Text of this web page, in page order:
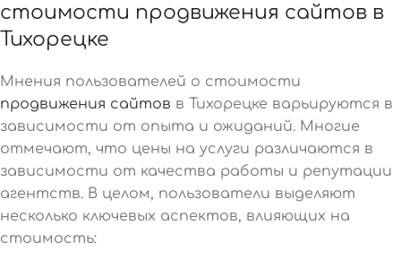
стоимости продвижения сайтов в
Тихорецке
Мнения пользователей о стоимости
продвижения сайтов в Тихорецке варьируются в
зависимости от опыта и ожиданий. Многие
отмечают, что цены на услуги различаются в
зависимости от качества работы и репутации
агентств. В целом, пользователи выделяют
несколько ключевых аспектов, влияющих на
стоимость: